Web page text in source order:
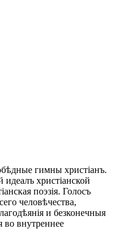
гимны христіанъ.
христіанской
поэзія. Голосъ
человѣчества,
и безконечныя
во внутреннее